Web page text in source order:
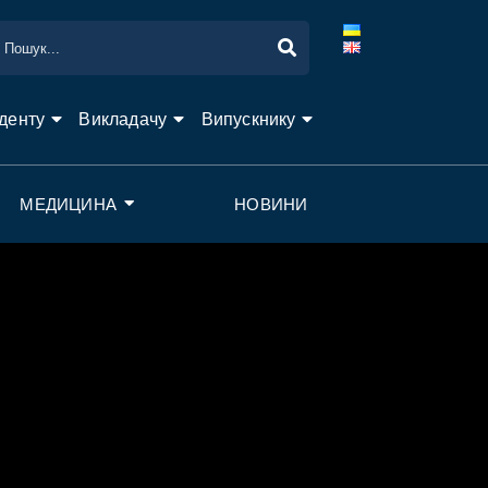
Викладачу Випускнику
МЕДИЦИНА НОВИНИ